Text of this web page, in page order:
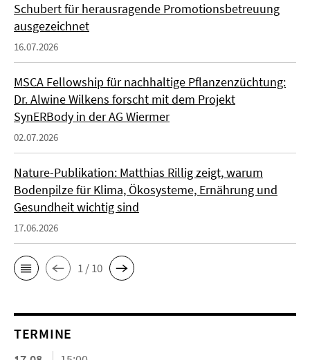
Schubert für herausragende Promotionsbetreuung
ausgezeichnet
16.07.2026
MSCA Fellowship für nachhaltige Pflanzenzüchtung:
Dr. Alwine Wilkens forscht mit dem Projekt
SynERBody in der AG Wiermer
02.07.2026
Nature-Publikation: Matthias Rillig zeigt, warum
Bodenpilze für Klima, Ökosysteme, Ernährung und
Gesundheit wichtig sind
17.06.2026
1 / 10
TERMINE